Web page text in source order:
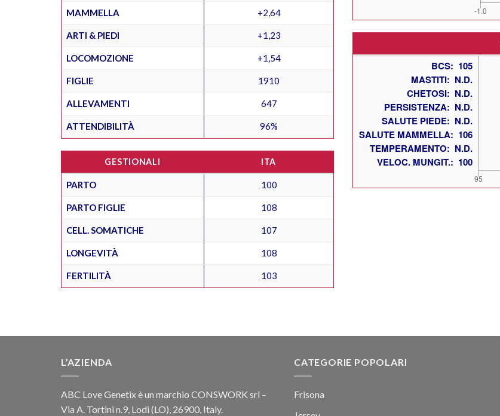
MAMMELLA +2,64
ARTI & PIEDI +1,23
LOCOMOZIONE +1,54
FIGLIE 1910
ALLEVAMENTI 647
ATTENDIBILITÀ 96%
GESTIONALI ITA
PARTO 100
PARTO FIGLIE 108
CELL. SOMATICHE 107
LONGEVITÀ 108
FERTILITÀ 103
L’AZIENDA
ABC Love Genetix è un marchio CONSWORK srl –
Via A. Tortini n.9, Lodi (LO), 26900, Italy.
CATEGORIE POPOLARI
Frisona